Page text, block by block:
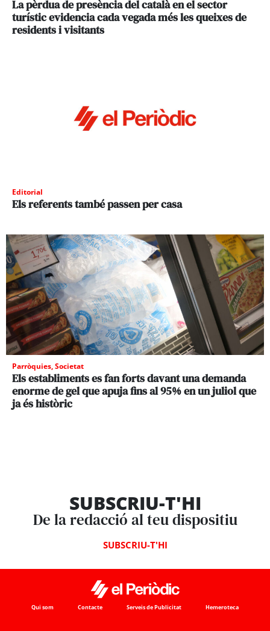
La pèrdua de presència del català en el sector
turístic evidencia cada vegada més les queixes de
residents i visitants
Editorial
Els referents també passen per casa
Parròquies,Societat
Els establiments es fan forts davant una demanda
enorme de gel que apuja fins al 95% en un juliol que
ja és històric
SUBSCRIU-T'HI
De la redacció al teu dispositiu
SUBSCRIU-T'HI
Qui som Contacte Serveis de Publicitat Hemeroteca